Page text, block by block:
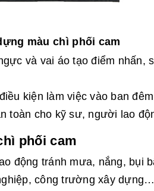
màu chì phối cam
và vai áo tạo điểm nhấn,
kiện làm việc vào ban
toàn cho kỹ sư, người lao
phối cam
động tránh mưa, nắng, bụi
công trường xây dựng…